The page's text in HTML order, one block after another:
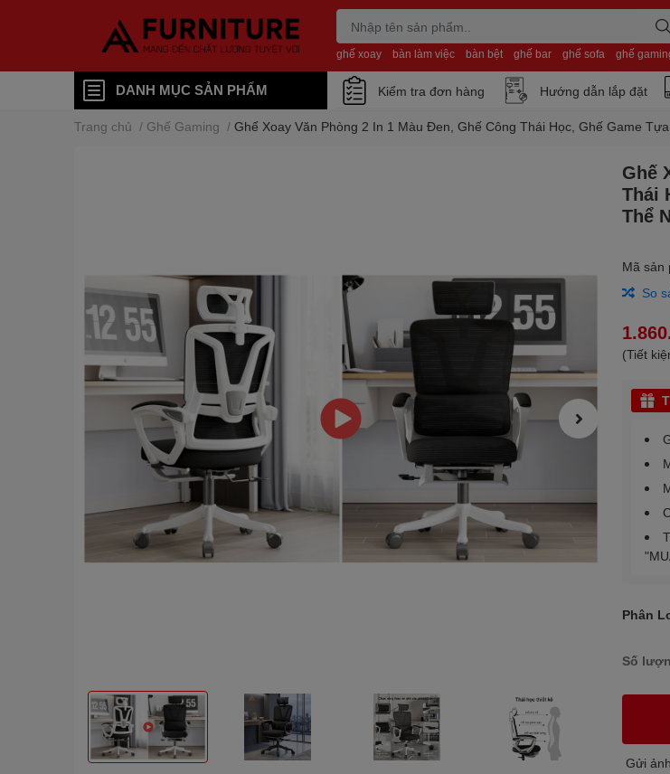
ghế xoay bàn làm việc bàn bệt ghế bar ghế sofa ghế
DANH MỤC SẢN PHẨM Kiểm tra đơn hàng Hướng dẫn lắp đặt
Trang chủ / Ghế Gaming / Ghế Xoay Văn Phòng 2 In 1 Màu Đen, Ghế Công Thái Học, Ghế Game
Ghế
Thái
Thể
Mã sản
So
(Tiết
Phân
Số
Gửi